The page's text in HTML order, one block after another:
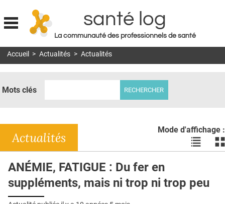
Jump to navigation
santé log
La communauté des professionnels de santé
MON COMPTE
DOSSIERS
RÉSEAUX
E-REVUE SAD
THÉMA
Accueil > Actualités > Actualités
Mots clés
Mode d'affichage :
Voir
les
liste
les
Actualités
ANÉMIE, FATIGUE : Du fer en
suppléments, mais ni trop ni trop peu